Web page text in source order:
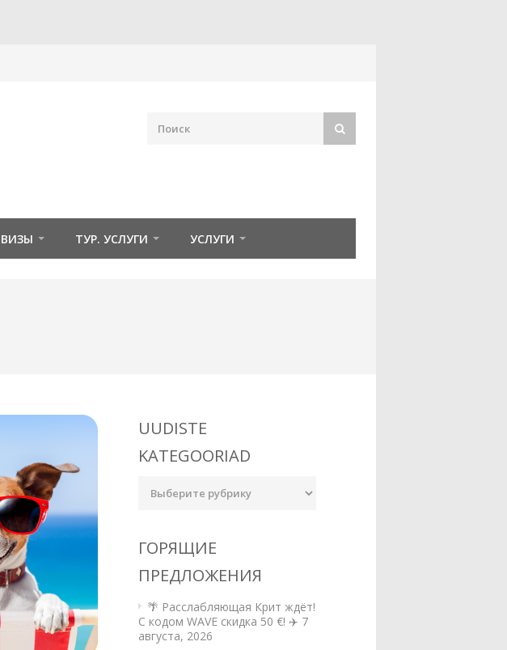
ВИЗЫ ТУР. УСЛУГИ УСЛУГИ
UUDISTE
KATEGOORIAD
kategooriad
ГОРЯЩИЕ
ПРЕДЛОЖЕНИЯ
🌴 Расслабляющая Крит ждёт!
С кодом WAVE скидка 50 €! ✈️ 7
августа, 2026